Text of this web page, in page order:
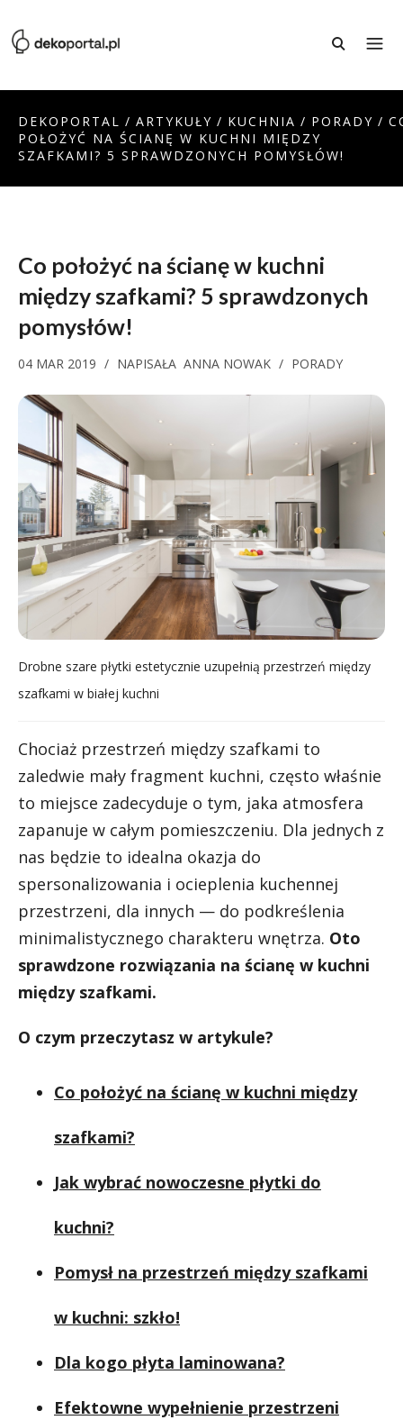
DEKOPORTAL / ARTYKUŁY / KUCHNIA / PORADY /
POŁOŻYĆ NA ŚCIANĘ W KUCHNI MIĘDZY
SZAFKAMI? 5 SPRAWDZONYCH POMYSŁÓW!
Co położyć na ścianę w kuchni
między szafkami? 5 sprawdzonych
pomysłów!
04 MAR 2019 / NAPISAŁA ANNA NOWAK / PORADY
Drobne szare płytki estetycznie uzupełnią przestrzeń między
szafkami w białej kuchni
Chociaż przestrzeń między szafkami to
zaledwie mały fragment kuchni, często właśnie
to miejsce zadecyduje o tym, jaka atmosfera
zapanuje w całym pomieszczeniu. Dla jednych z
nas będzie to idealna okazja do
spersonalizowania i ocieplenia kuchennej
przestrzeni, dla innych — do podkreślenia
minimalistycznego charakteru wnętrza. Oto
sprawdzone rozwiązania na ścianę w kuchni
między szafkami.
O czym przeczytasz w artykule?
Co położyć na ścianę w kuchni między
szafkami?
Jak wybrać nowoczesne płytki do
kuchni?
Pomysł na przestrzeń między szafkami
w kuchni: szkło!
Dla kogo płyta laminowana?
Efektowne wypełnienie przestrzeni